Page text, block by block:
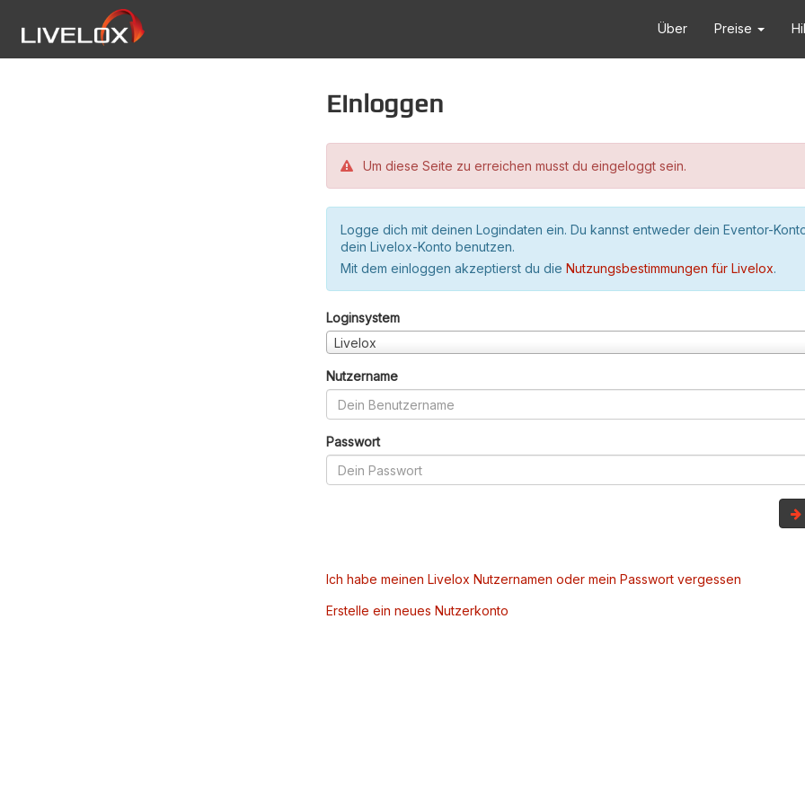
Über Preise
Einloggen
Um diese Seite zu erreichen musst du eingeloggt sein.
Logge dich mit deinen Logindaten ein. Du kannst entweder dein Eventor-
dein Livelox-Konto benutzen.
Mit dem einloggen akzeptierst du die Nutzungsbestimmungen für Livelox.
Loginsystem
Livelox
Nutzername
Passwort
Ich habe meinen Livelox Nutzernamen oder mein Passwort vergessen
Erstelle ein neues Nutzerkonto